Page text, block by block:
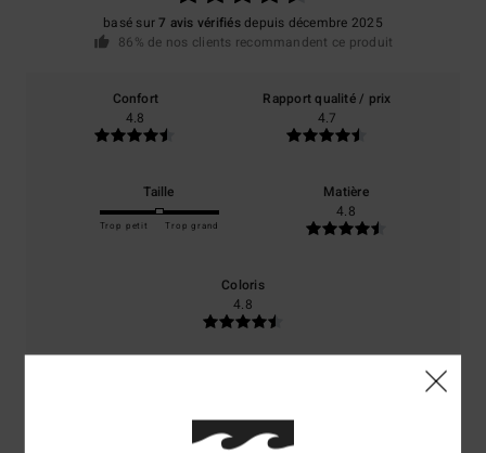
basé sur7 avis vérifiésdepuis décembre 2025
86% de nos clients recommandent ce produit
Confort
4.8
Rapport qualité / prix
4.7
Taille
Trop petit Trop grand
Matière
4.8
Coloris
4.8
4/5